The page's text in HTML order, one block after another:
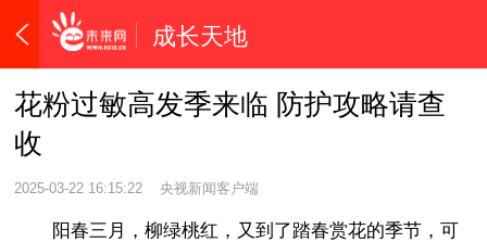
成长天地
花粉过敏高发季来临 防护攻略请查
收
2025-03-22 16:15:22 央视新闻客户端
阳春三月，柳绿桃红，又到了踏春赏花的季节，可